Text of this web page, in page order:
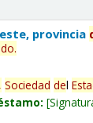
provincia
.
Sociedad del